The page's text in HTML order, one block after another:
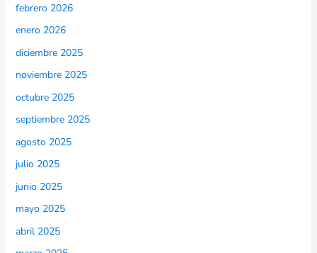
febrero 2026
enero 2026
diciembre 2025
noviembre 2025
octubre 2025
septiembre 2025
agosto 2025
julio 2025
junio 2025
mayo 2025
abril 2025